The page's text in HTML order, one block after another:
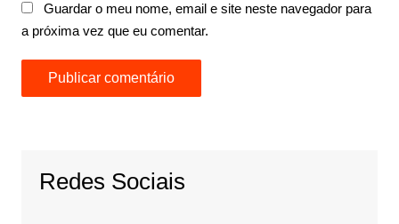
Guardar o meu nome, email e site neste navegador para
a próxima vez que eu comentar.
Redes Sociais